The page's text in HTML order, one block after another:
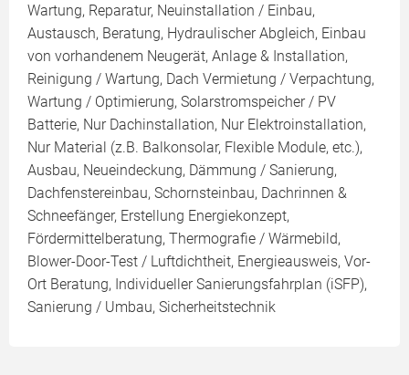
Wartung, Reparatur, Neuinstallation / Einbau,
Austausch, Beratung, Hydraulischer Abgleich, Einbau
von vorhandenem Neugerät, Anlage & Installation,
Reinigung / Wartung, Dach Vermietung / Verpachtung,
Wartung / Optimierung, Solarstromspeicher / PV
Batterie, Nur Dachinstallation, Nur Elektroinstallation,
Nur Material (z.B. Balkonsolar, Flexible Module, etc.),
Ausbau, Neueindeckung, Dämmung / Sanierung,
Dachfenstereinbau, Schornsteinbau, Dachrinnen &
Schneefänger, Erstellung Energiekonzept,
Fördermittelberatung, Thermografie / Wärmebild,
Blower-Door-Test / Luftdichtheit, Energieausweis, Vor-
Ort Beratung, Individueller Sanierungsfahrplan (iSFP),
Sanierung / Umbau, Sicherheitstechnik